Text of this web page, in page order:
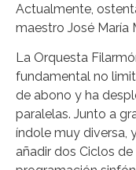
Actualmente,
maestro José María
La Orquesta
fundamental no
de abono y ha
paralelas. Junto a
índole muy diversa,
añadir dos Ciclos